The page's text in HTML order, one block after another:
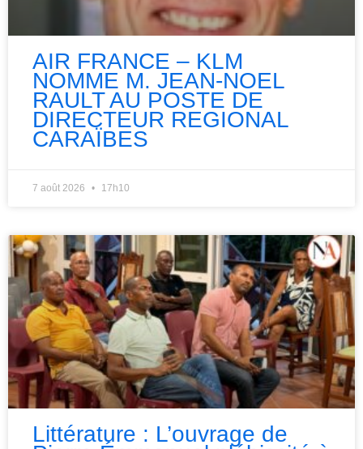
AIR FRANCE – KLM
NOMME M. JEAN-NOEL
RAULT AU POSTE DE
DIRECTEUR REGIONAL
CARAÏBES
7 août 2026 17h10
Littérature : L’ouvrage de